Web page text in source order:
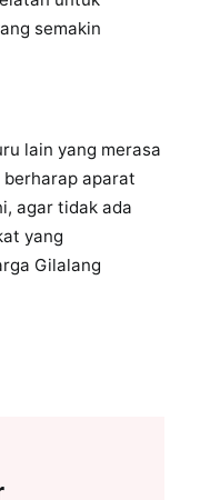
semakin
lain yang merasa
berharap aparat
agar tidak ada
yang
Gilalang